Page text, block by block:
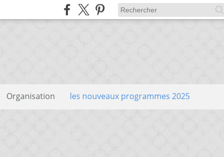
Organisation les nouveaux programmes 2025